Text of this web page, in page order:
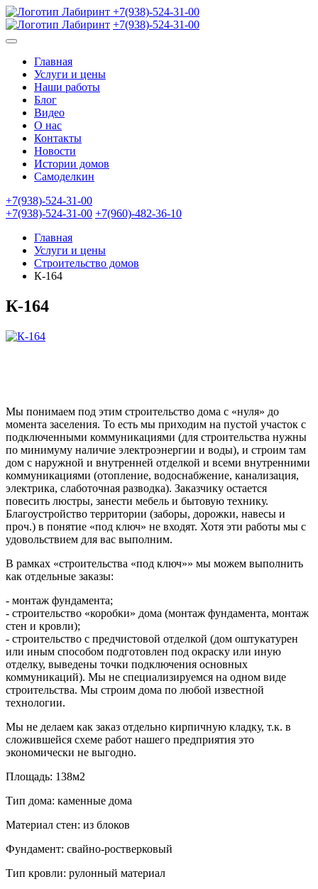
+7(938)-524-31-00
+7(938)-524-31-00
Главная
Услуги и цены
Наши работы
Блог
Видео
О нас
Контакты
Новости
Истории домов
Самоделкин
+7(938)-524-31-00
+7(938)-524-31-00 +7(960)-482-36-10
Главная
Услуги и цены
Строительство домов
К-164
К-164
Мы понимаем под этим строительство дома с «нуля» до
момента заселения. То есть мы приходим на пустой участок с
подключенными коммуникациями (для строительства нужны
по минимуму наличие электроэнергии и воды), и строим там
дом с наружной и внутренней отделкой и всеми внутренними
коммуникациями (отопление, водоснабжение, канализация,
электрика, слаботочная разводка). Заказчику остается
повесить люстры, занести мебель и бытовую технику.
Благоустройство территории (заборы, дорожки, навесы и
проч.) в понятие «под ключ» не входят. Хотя эти работы мы с
удовольствием для вас выполним.
В рамках «строительства «под ключ»» мы можем выполнить
как отдельные заказы:
- монтаж фундамента;
- строительство «коробки» дома (монтаж фундамента, монтаж
стен и кровли);
- строительство с предчистовой отделкой (дом оштукатурен
или иным способом подготовлен под окраску или иную
отделку, выведены точки подключения основных
коммуникаций). Мы не специализируемся на одном виде
строительства. Мы строим дома по любой известной
технологии.
Мы не делаем как заказ отдельно кирпичную кладку, т.к. в
сложившейся схеме работ нашего предприятия это
экономически не выгодно.
Площадь: 138м2
Тип дома: каменные дома
Материал стен: из блоков
Фундамент: свайно-ростверковый
Тип кровли: рулонный материал